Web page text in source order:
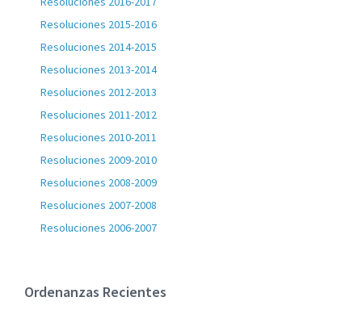
Resoluciones 2015-2016
Resoluciones 2014-2015
Resoluciones 2013-2014
Resoluciones 2012-2013
Resoluciones 2011-2012
Resoluciones 2010-2011
Resoluciones 2009-2010
Resoluciones 2008-2009
Resoluciones 2007-2008
Resoluciones 2006-2007
Ordenanzas Recientes